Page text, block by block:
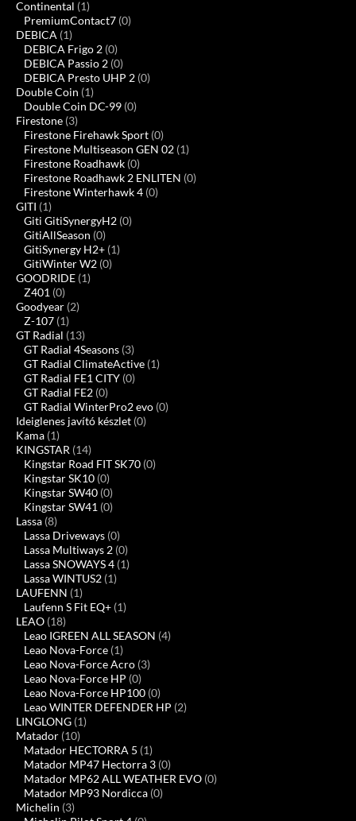
Continental (1)
PremiumContact7 (0)
DEBICA (1)
DEBICA Frigo 2 (0)
DEBICA Passio 2 (0)
DEBICA Presto UHP 2 (0)
Double Coin (1)
Double Coin DC-99 (0)
Firestone (3)
Firestone Firehawk Sport (0)
Firestone Multiseason GEN 02 (1)
Firestone Roadhawk (0)
Firestone Roadhawk 2 ENLITEN (0)
Firestone Winterhawk 4 (0)
GITI (1)
Giti GitiSynergyH2 (0)
GitiAllSeason (0)
GitiSynergy H2+ (1)
GitiWinter W2 (0)
GOODRIDE (1)
Z401 (0)
Goodyear (2)
Z-107 (1)
GT Radial (13)
GT Radial 4Seasons (3)
GT Radial ClimateActive (1)
GT Radial FE1 CITY (0)
GT Radial FE2 (0)
GT Radial WinterPro2 evo (0)
Ideiglenes javító készlet (0)
Kama (1)
KINGSTAR (14)
Kingstar Road FIT SK70 (0)
Kingstar SK10 (0)
Kingstar SW40 (0)
Kingstar SW41 (0)
Lassa (8)
Lassa Driveways (0)
Lassa Multiways 2 (0)
Lassa SNOWAYS 4 (1)
Lassa WINTUS2 (1)
LAUFENN (1)
Laufenn S Fit EQ+ (1)
LEAO (18)
Leao IGREEN ALL SEASON (4)
Leao Nova-Force (1)
Leao Nova-Force Acro (3)
Leao Nova-Force HP (0)
Leao Nova-Force HP100 (0)
Leao WINTER DEFENDER HP (2)
LINGLONG (1)
Matador (10)
Matador HECTORRA 5 (1)
Matador MP47 Hectorra 3 (0)
Matador MP62 ALL WEATHER EVO (0)
Matador MP93 Nordicca (0)
Michelin (3)